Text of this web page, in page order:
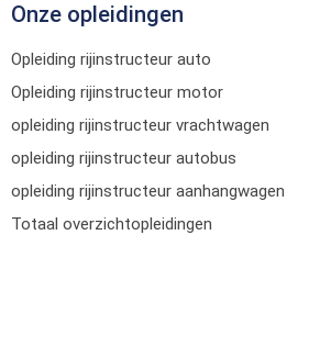
Onze opleidingen
Opleiding rijinstructeur auto
Opleiding rijinstructeur motor
opleiding rijinstructeur vrachtwagen
opleiding rijinstructeur autobus
opleiding rijinstructeur aanhangwagen
Totaal overzichtopleidingen